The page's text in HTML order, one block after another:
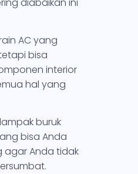
AC yang
bisa
interior
hal yang
buruk
bisa Anda
agar Anda tidak